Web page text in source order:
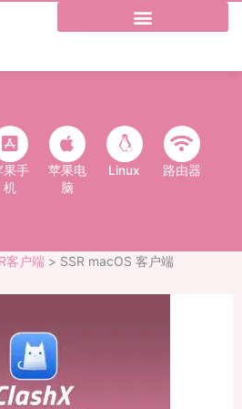
果手
机
苹果电
脑
Linux 路由器
客户端> SSR macOS 客户端